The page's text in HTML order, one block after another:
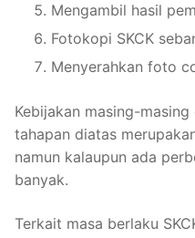
Mengambil hasil
Fotokopi SKCK
Menyerahkan foto
Kebijakan masing-
tahapan diatas
namun kalaupun ada
banyak.
Terkait masa berlaku